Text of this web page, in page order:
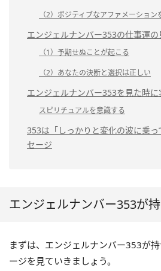
（2）ポジティブなアファメーショ
エンジェルナンバー353の仕事運の
（1）予期せぬことが起こる
（2）あなたの決断と選択は正しい
エンジェルナンバー353を見た時に
スピリチュアルを意識する
353は「しっかりと変化の波に乗っ
セージ
エンジェルナンバー353が
まずは、エンジェルナンバー353が
ージを見ていきましょう。